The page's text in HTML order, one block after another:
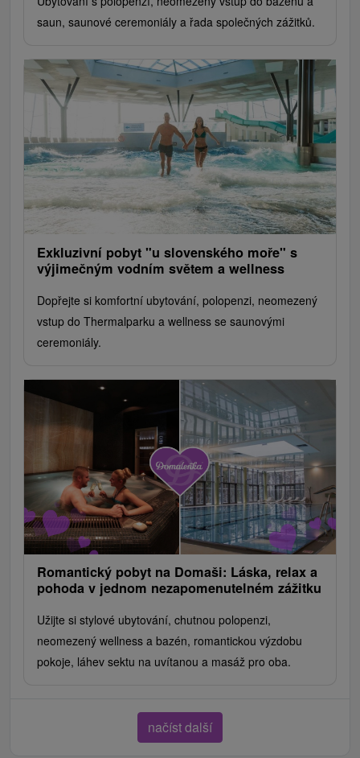
saun, saunové ceremoniály a řada společných zážitků.
Exkluzivní pobyt "u slovenského moře" s
výjimečným vodním světem a wellness
Dopřejte si komfortní ubytování, polopenzi, neomezený
vstup do Thermalparku a wellness se saunovými
ceremoniály.
Romantický pobyt na Domaši: Láska, relax a
pohoda v jednom nezapomenutelném zážitku
Užijte si stylové ubytování, chutnou polopenzi,
neomezený wellness a bazén, romantickou výzdobu
pokoje, láhev sektu na uvítanou a masáž pro oba.
načíst další